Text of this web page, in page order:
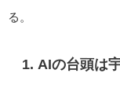
る。
1. AIの台頭は